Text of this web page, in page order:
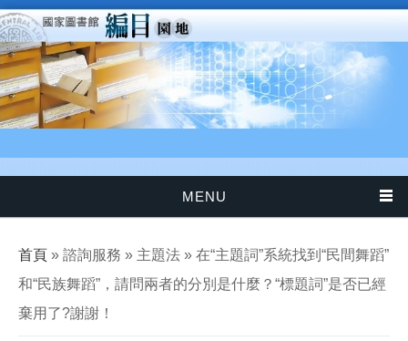
移至主內容
MENU
您在這裡
首頁 » 諮詢服務 » 主題法 » 在“主題詞”系統找到“民間舞蹈”
和“民族舞蹈”，請問兩者的分別是什麼？“標題詞”是否已經
棄用了?謝謝！